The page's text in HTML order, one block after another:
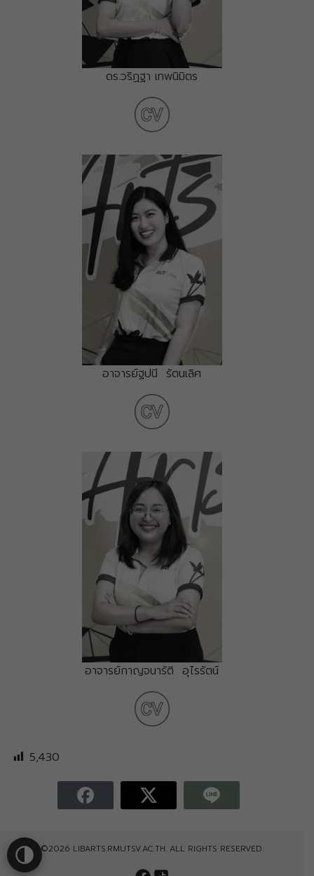
ดร.วริฏฐา เทพนิมิตร
อาจารย์ฐปนี รัตนเลิศ
อาจารย์กาญจนารัติ อุไรรัตน์
5,430
©2026 LIBARTS.RMUTSV.AC.TH. ALL RIGHTS RESERVED.